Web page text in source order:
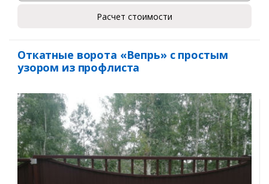
Расчет стоимости
Откатные ворота «Вепрь» с простым
узором из профлиста